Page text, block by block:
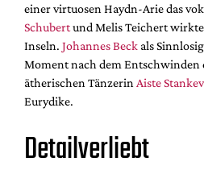
einer virtuosen Haydn-Arie das
Schubertund Melis Teichert
Inseln. Johannes Beck als
Moment nach dem Entschwinden
ätherischen Tänzerin Aiste
Eurydike.
Detailverliebt